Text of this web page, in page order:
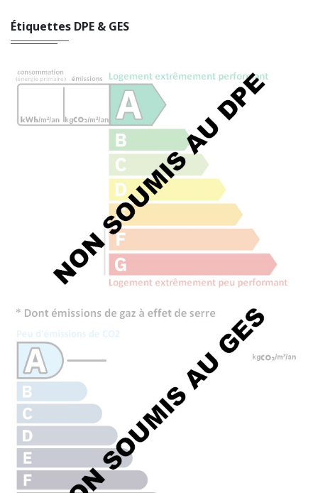
Étiquettes DPE & GES